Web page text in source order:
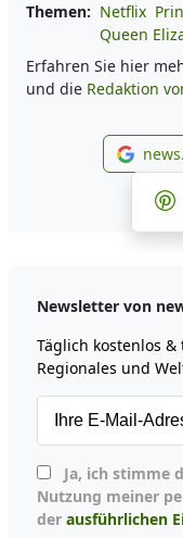
Themen: Netflix
Queen
Erfahren Sie hier
und die Redaktion
Newsletter von
Täglich kostenlos
Regionales und
Nutzung meiner
der ausführlichen